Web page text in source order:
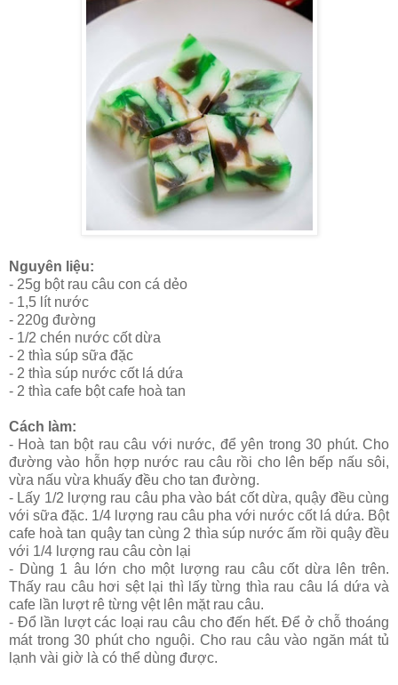
Nguyên liệu:
- 25g bột rau câu con cá dẻo
- 1,5 lít nước
- 220g đường
- 1/2 chén nước cốt dừa
- 2 thìa súp sữa đặc
- 2 thìa súp nước cốt lá dứa
- 2 thìa cafe bột cafe hoà tan
Cách làm:
- Hoà tan bột rau câu với nước, để yên trong 30 phút. Cho
đường vào hỗn hợp nước rau câu rồi cho lên bếp nấu sôi,
vừa nấu vừa khuấy đều cho tan đường.
- Lấy 1/2 lượng rau câu pha vào bát cốt dừa, quậy đều cùng
với sữa đặc. 1/4 lượng rau câu pha với nước cốt lá dứa. Bột
cafe hoà tan quậy tan cùng 2 thìa súp nước ấm rồi quậy đều
với 1/4 lượng rau câu còn lại
- Dùng 1 âu lớn cho một lượng rau câu cốt dừa lên trên.
Thấy rau câu hơi sệt lại thì lấy từng thìa rau câu lá dứa và
cafe lần lượt rê từng vệt lên mặt rau câu.
- Đổ lần lượt các loại rau câu cho đến hết. Để ở chỗ thoáng
mát trong 30 phút cho nguội. Cho rau câu vào ngăn mát tủ
lạnh vài giờ là có thể dùng được.